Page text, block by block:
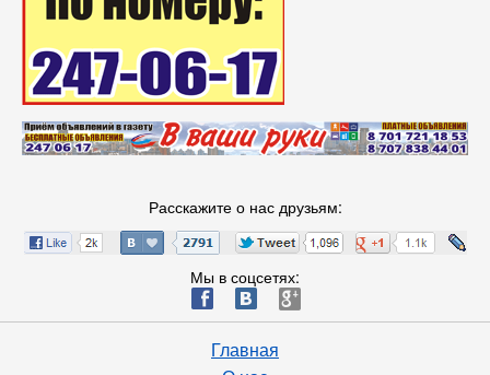
Расскажите о нас друзьям:
Мы в соцсетях:
ä æ è
Главная